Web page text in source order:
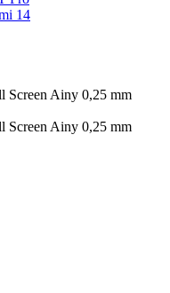
14
Screen Ainy 0,25 mm
Screen Ainy 0,25 mm